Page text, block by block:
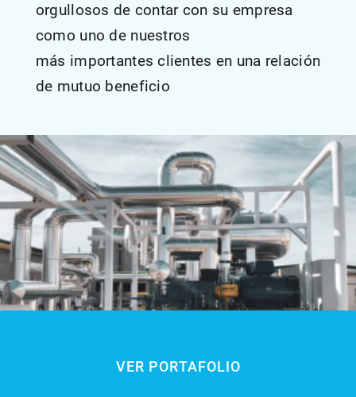
orgullosos de contar con su empresa
como uno de nuestros
más importantes clientes en una relación
de mutuo beneficio
VER PORTAFOLIO